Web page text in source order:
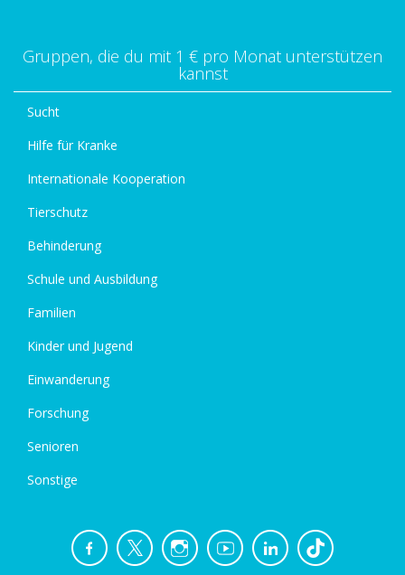
Gruppen, die du mit 1 € pro Monat unterstützen
kannst
Sucht
Hilfe für Kranke
Internationale Kooperation
Tierschutz
Behinderung
Schule und Ausbildung
Familien
Kinder und Jugend
Einwanderung
Forschung
Senioren
Sonstige